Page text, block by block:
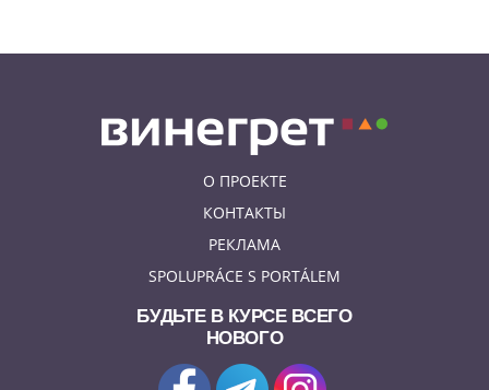
О ПРОЕКТЕ
КОНТАКТЫ
РЕКЛАМА
SPOLUPRÁCE S PORTÁLEM
БУДЬТЕ В КУРСЕ ВСЕГО
НОВОГО